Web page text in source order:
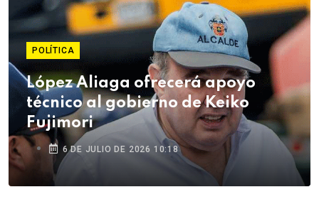
POLÍTICA
López Aliaga ofrecerá apoyo
técnico al gobierno de Keiko
Fujimori
6 DE JULIO DE 2026 10:18